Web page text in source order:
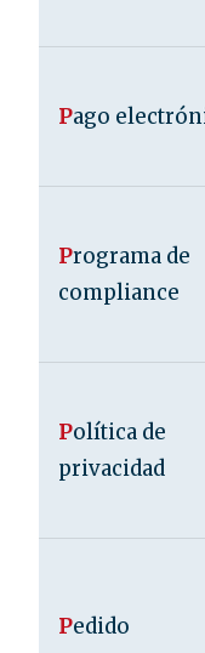
Pago
Programa de
compliance
Política de
privacidad
Pedido